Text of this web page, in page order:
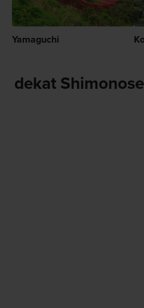
Yamaguchi
dekat